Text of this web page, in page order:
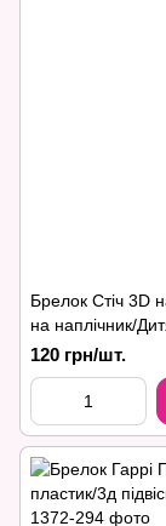
Брелок Стіч 3D
на наплічник/
120 грн/шт.